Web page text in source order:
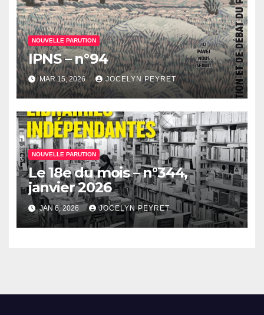
NOUVELLE PARUTION
IPNS – n°94
MAR 15, 2026 JOCELYN PEYRET
NOUVELLE PARUTION
Le 18e du mois – n°344,
janvier 2026
JAN 6, 2026 JOCELYN PEYRET